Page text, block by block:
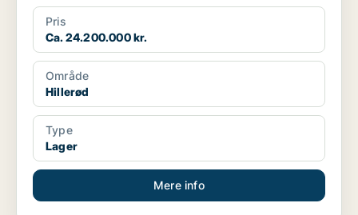
Pris
Ca. 24.200.000 kr.
Område
Hillerød
Type
Lager
Mere info